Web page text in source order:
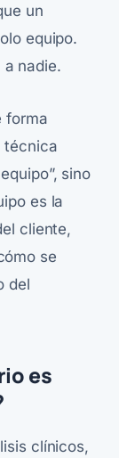
un
equipo.
nadie.
forma
técnica
sino
es la
cliente,
se
del
es
clínicos,